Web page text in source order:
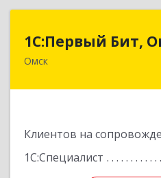
1С:Первый Бит,
Омск
Клиентов на
1С:Специалист
644099, Омская обл,